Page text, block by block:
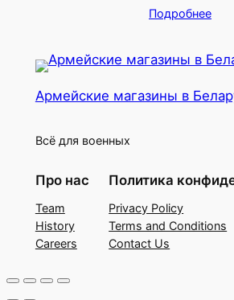
Подробнее
Армейские магазины в
Всё для военных
Про нас
Team
History
Careers
Политика
Privacy Policy
Terms and Conditions
Contact Us